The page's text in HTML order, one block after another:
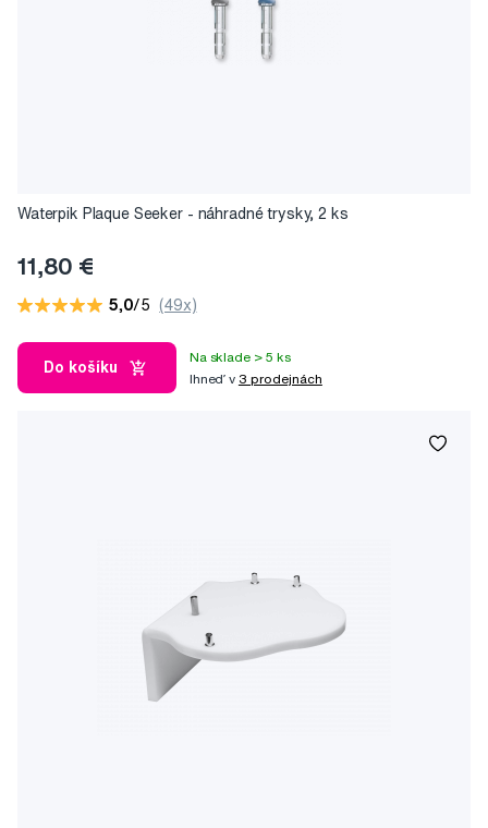
Waterpik Plaque Seeker - náhradné trysky, 2 ks
11,80 €
5,0/5 (49x)
Do košíku
Na sklade > 5 ks
Ihneď v 3 prodejnách